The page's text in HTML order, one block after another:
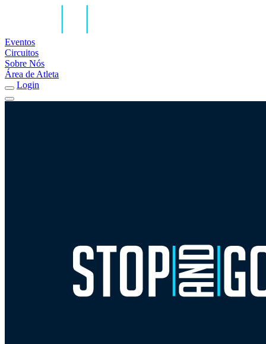
Eventos
Circuitos
Sobre Nós
Área de Atleta
Login